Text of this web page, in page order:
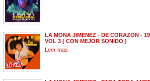
LA MONA JIMENEZ - DE CORAZON -
VOL 3 ( CON MEJOR SONIDO )
Leer mas